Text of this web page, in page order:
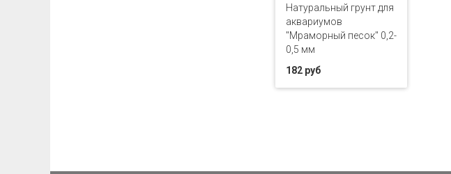
Натуральный грунт для
аквариумов
"Мраморный песок" 0,2-
0,5 мм
182 руб